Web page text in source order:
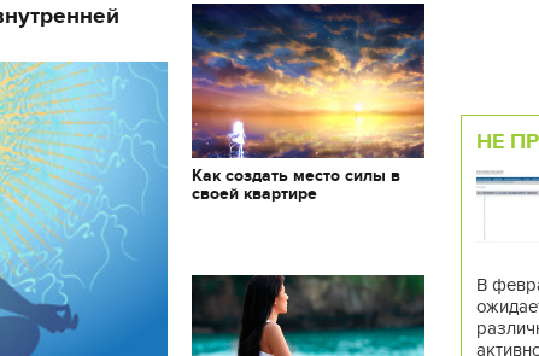
Как создать место силы в
своей квартире
НЕ
В